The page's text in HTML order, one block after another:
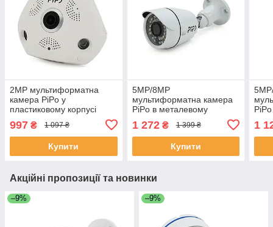
2MP мультиформатна
камера PiPo у
пластиковому корпусі
D1U03F200ME 1,8 (мм)
ЕКОБОКС
997 ₴ 1 097 ₴
Купити
5MP/8MP
мультиформатна камера
PiPo в металевому
циліндрі PP-B1G36F500FA
2,8 (мм) ЕКОБОКС
1 272₴ 1 399 ₴
Купити
2,8
1
Акційні пропозиції та новинки
–9% –9%